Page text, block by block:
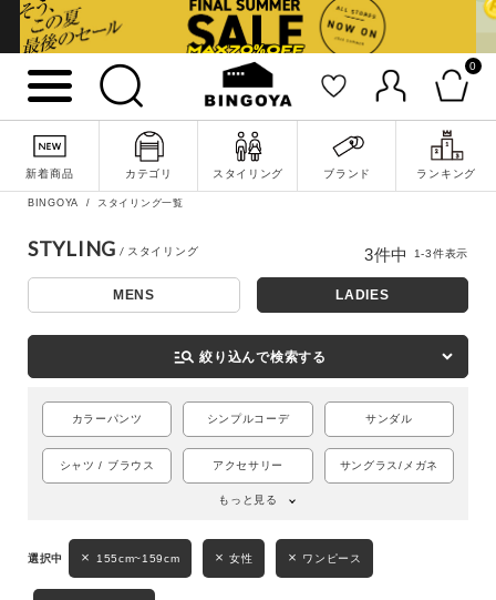
0
新着商品 カテゴリ スタイリング ブランド ランキング
詳細検索
キーワード
BINGOYA スタイリング一覧
STYLING
MENS LADIES
manage_search 絞り込んで検索する
カラーパンツ シンプルコーデ サンダル
シャツ / ブラウス アクセサリー サングラス/メガネ
もっと見る
155cm~159cm 女性 ワンピース
3件中 1-3件表示